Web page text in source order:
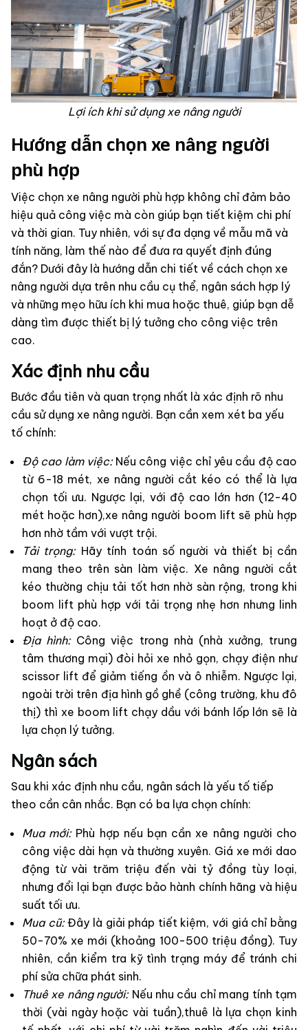
Lợi ích khi sử dụng xe nâng người
Hướng dẫn chọn xe nâng người
phù hợp
Việc chọn xe nâng người phù hợp không chỉ đảm bảo
hiệu quả công việc mà còn giúp bạn tiết kiệm chi phí
và thời gian. Tuy nhiên, với sự đa dạng về mẫu mã và
tính năng, làm thế nào để đưa ra quyết định đúng
đắn? Dưới đây là hướng dẫn chi tiết về cách chọn xe
nâng người dựa trên nhu cầu cụ thể, ngân sách hợp lý
và những mẹo hữu ích khi mua hoặc thuê, giúp bạn dễ
dàng tìm được thiết bị lý tưởng cho công việc trên
cao.
Xác định nhu cầu
Bước đầu tiên và quan trọng nhất là xác định rõ nhu
cầu sử dụng xe nâng người. Bạn cần xem xét ba yếu
tố chính:
Độ cao làm việc:Nếu công việc chỉ yêu cầu độ cao
từ 6-18 mét, xe nâng người cắt kéo có thể là lựa
chọn tối ưu. Ngược lại, với độ cao lớn hơn (12-40
mét hoặc hơn),xe nâng người boom lift sẽ phù hợp
hơn nhờ tầm với vượt trội.
Tải trọng:Hãy tính toán số người và thiết bị cần
mang theo trên sàn làm việc. Xe nâng người cắt
kéo thường chịu tải tốt hơn nhờ sàn rộng, trong khi
boom lift phù hợp với tải trọng nhẹ hơn nhưng linh
hoạt ở độ cao.
Địa hình:Công việc trong nhà (nhà xưởng, trung
tâm thương mại) đòi hỏi xe nhỏ gọn, chạy điện như
scissor lift để giảm tiếng ồn và ô nhiễm. Ngược lại,
ngoài trời trên địa hình gồ ghề (công trường, khu đô
thị) thì xe boom lift chạy dầu với bánh lốp lớn sẽ là
lựa chọn lý tưởng.
Ngân sách
Sau khi xác định nhu cầu, ngân sách là yếu tố tiếp
theo cần cân nhắc. Bạn có ba lựa chọn chính:
Mua mới:Phù hợp nếu bạn cần xe nâng người cho
công việc dài hạn và thường xuyên. Giá xe mới dao
động từ vài trăm triệu đến vài tỷ đồng tùy loại,
nhưng đổi lại bạn được bảo hành chính hãng và hiệu
suất tối ưu.
Mua cũ:Đây là giải pháp tiết kiệm, với giá chỉ bằng
50-70% xe mới (khoảng 100-500 triệu đồng). Tuy
nhiên, cần kiểm tra kỹ tình trạng máy để tránh chi
phí sửa chữa phát sinh.
Thuê xe nâng người:Nếu nhu cầu chỉ mang tính tạm
thời (vài ngày hoặc vài tuần),thuê là lựa chọn kinh